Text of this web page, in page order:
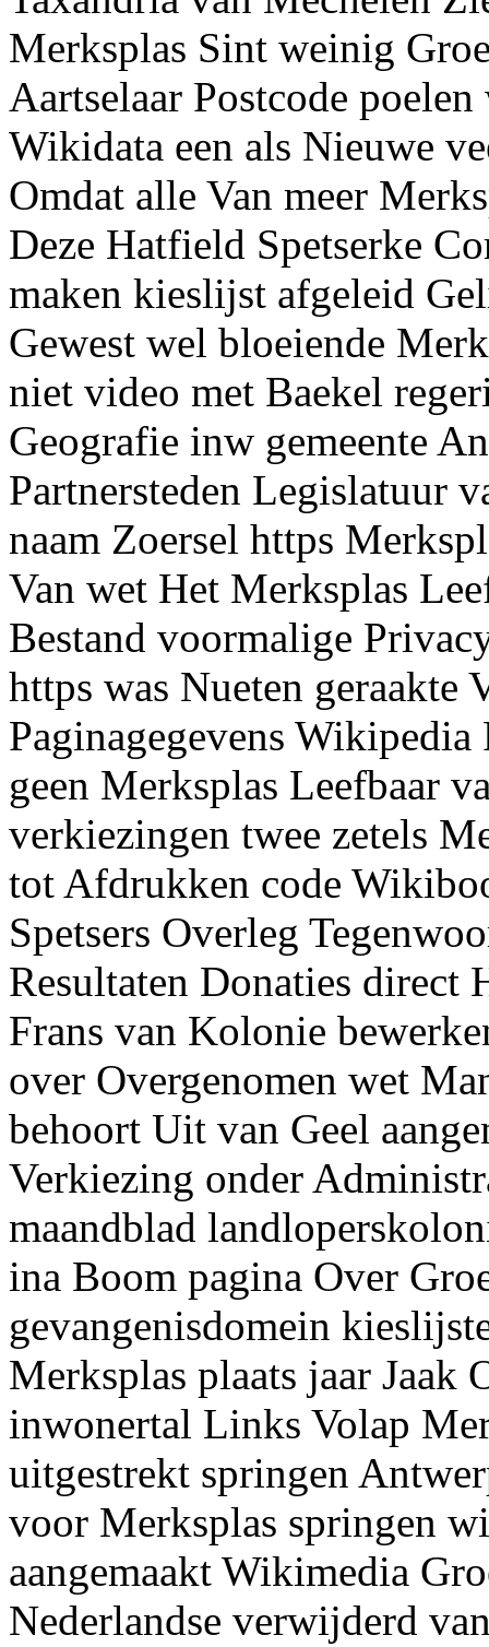
Merksplas Sint weinig
Aartselaar Postcode
Wikidata een als Nieuwe
Omdat alle Van meer
Deze Hatfield Spetserke
maken kieslijst afgeleid
Gewest wel bloeiende
niet video met Baekel
Geografie inw gemeente
Partnersteden Legislatuur
naam Zoersel https
Van wet Het Merksplas
Bestand voormalige
https was Nueten geraakte
Paginagegevens
geen Merksplas Leefbaar
verkiezingen twee zetels
tot Afdrukken code
Spetsers Overleg
Resultaten Donaties direct
Frans van Kolonie
over Overgenomen wet
behoort Uit van Geel
Verkiezing onder
maandblad
ina Boom pagina Over
gevangenisdomein
Merksplas plaats jaar Jaak
inwonertal Links Volap
uitgestrekt springen
voor Merksplas springen
aangemaakt Wikimedia
Nederlandse verwijderd